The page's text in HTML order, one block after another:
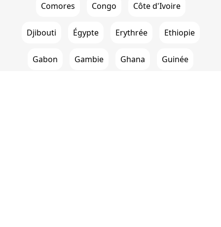
Comores Congo Côte d'Ivoire
Djibouti Égypte Erythrée Ethiopie
Gabon Gambie Ghana Guinée